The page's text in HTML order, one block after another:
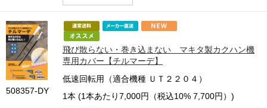
508357-DY
飛び散らない・巻き込まない マキタ製カクハン機
専用カバー【チルマーデ】
低速回転用（適合機種 ＵＴ２２０４）
1本 (1本あたり7,000円（税込10% 7,700円）)